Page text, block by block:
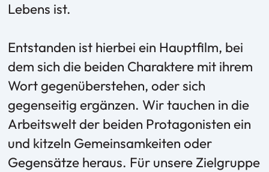
Lebens ist.
Entstanden ist hierbei ein Hauptfilm, bei
dem sich die beiden Charaktere mit ihrem
Wort gegenüberstehen, oder sich
gegenseitig ergänzen. Wir tauchen in die
Arbeitswelt der beiden Protagonisten ein
und kitzeln Gemeinsamkeiten oder
Gegensätze heraus. Für unsere Zielgruppe